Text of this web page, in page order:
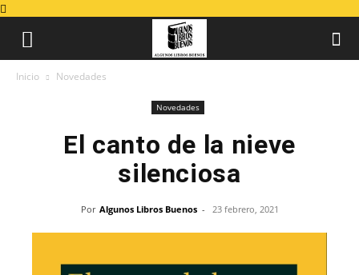
Inicio Novedades
Novedades
El canto de la nieve
silenciosa
Por Algunos Libros Buenos - 23 febrero, 2021